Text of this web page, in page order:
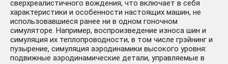
ASSETTO CORSA
🔵(STEAM/СНГ) КЛЮЧ
157 ₽
сверхреалистичного вождения, что включает в себя
характеристики и особенности настоящих машин, не
использовавшиеся ранее ни в одном гоночном
симуляторе. Например, воспроизведение износа шин и
симуляция их теплопроводности, в том числе грэйнинг и
пузырение, симуляция аэродинамики высокого уровня:
подвижные аэродинамические детали, управляемые в